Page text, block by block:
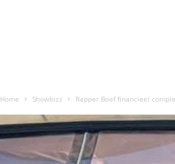
Home Showbizz Rapper Boef financieel